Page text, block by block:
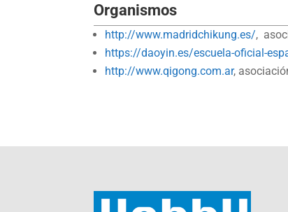
Organismos
http://www.madridchikung.es/,
https://daoyin.es/escuela-oficial-
http://www.qigong.com.ar,